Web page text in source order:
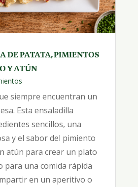
DE PATATA, PIMIENTOS
Y ATÚN
siempre encuentran un
Esta ensaladilla
sencillos, una
y el sabor del pimiento
atún para crear un plato
para una comida rápida
en un aperitivo o